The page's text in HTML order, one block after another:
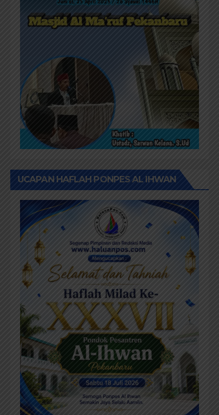
UCAPAN HAFLAH PONPES AL IHWAN